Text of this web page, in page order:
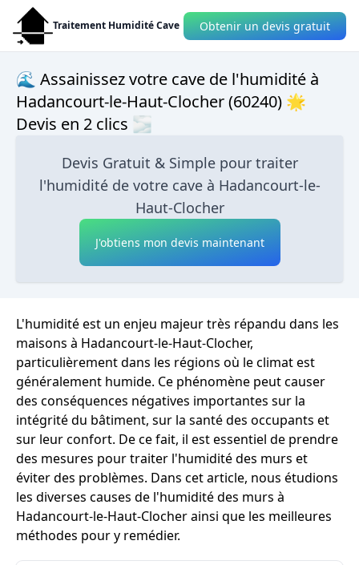
Traitement Humidité Cave Obtenir un devis gratuit
🌊 Assainissez votre cave de l'humidité à
Hadancourt-le-Haut-Clocher (60240) 🌟
Devis en 2 clics 🌫
Devis Gratuit & Simple pour traiter
l'humidité de votre cave à Hadancourt-le-
Haut-Clocher
J'obtiens mon devis maintenant
L'humidité est un enjeu majeur très répandu dans les
maisons à Hadancourt-le-Haut-Clocher,
particulièrement dans les régions où le climat est
généralement humide. Ce phénomène peut causer
des conséquences négatives importantes sur la
intégrité du bâtiment, sur la santé des occupants et
sur leur confort. De ce fait, il est essentiel de prendre
des mesures pour traiter l'humidité des murs et
éviter des problèmes. Dans cet article, nous étudions
les diverses causes de l'humidité des murs à
Hadancourt-le-Haut-Clocher ainsi que les meilleures
méthodes pour y remédier.